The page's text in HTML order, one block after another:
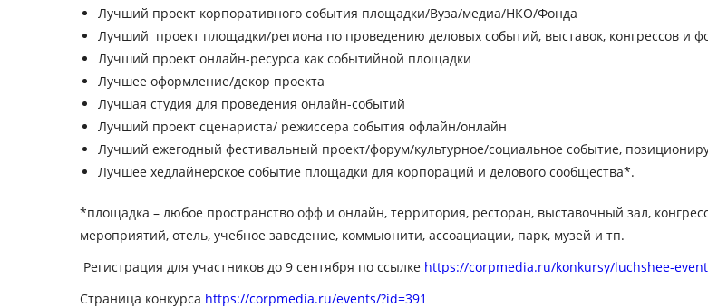
Лучший проект корпоративного события площадки/Вуза/медиа/НКО/Фонда
Лучший проект площадки/региона по проведению деловых событий, выставок, конгрессов и
Лучший проект онлайн-ресурса как событийной площадки
Лучшее оформление/декор проекта
Лучшая студия для проведения онлайн-событий
Лучший проект сценариста/ режиссера события офлайн/онлайн
Лучший ежегодный фестивальный проект/форум/культурное/социальное событие,
Лучшее хедлайнерское событие площадки для корпораций и делового сообщества*.
*площадка – любое пространство офф и онлайн, территория, ресторан, выставочный зал,
мероприятий, отель, учебное заведение, коммьюнити, ассоациации, парк, музей и тп.
Регистрация для участников до 9 сентября по ссылке https://corpmedia.ru/konkursy/luchshee-
Страница конкурса https://corpmedia.ru/events/?id=391